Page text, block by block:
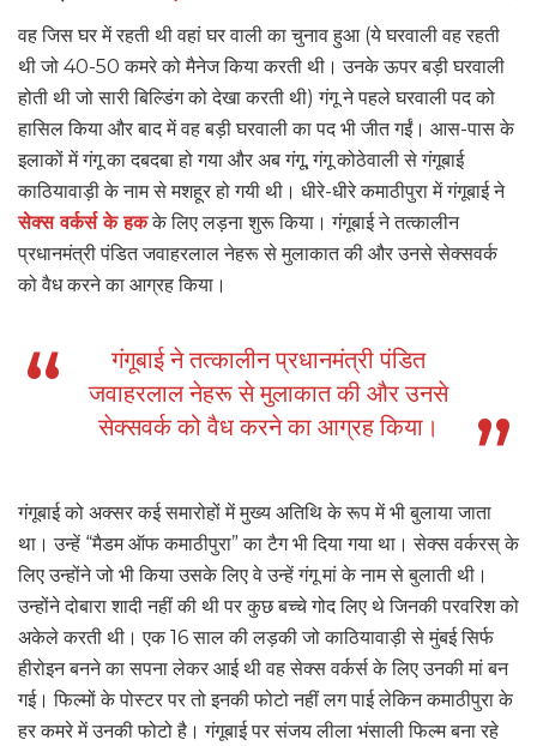
वह जिस घर में रहती थी वहां घर वाली का चुनाव हुआ (ये घरवाली वह रहती
थी जो 40-50 कमरे को मैनेज किया करती थी। उनके ऊपर बड़ी घरवाली
होती थी जो सारी बिल्डिंग को देखा करती थी) गंगू ने पहले घरवाली पद को
हासिल किया और बाद में वह बड़ी घरवाली का पद भी जीत गईं। आस-पास के
इलाकों में गंगू का दबदबा हो गया और अब गंगू, गंगू कोठेवाली से गंगूबाई
काठियावाड़ी के नाम से मशहूर हो गयी थी। धीरे-धीरे कमाठीपुरा में गंगूबाई ने
सेक्स वर्कर्स के हकके लिए लड़ना शुरू किया। गंगूबाई ने तत्कालीन
प्रधानमंत्री पंडित जवाहरलाल नेहरू से मुलाकात की और उनसे सेक्सवर्क
को वैध करने का आग्रह किया।
गंगूबाई ने तत्कालीन प्रधानमंत्री पंडित
जवाहरलाल नेहरू से मुलाकात की और उनसे
सेक्सवर्क को वैध करने का आग्रह किया।
गंगूबाई को अक्सर कई समारोहों में मुख्य अतिथि के रूप में भी बुलाया जाता
था। उन्हें “मैडम ऑफ कमाठीपुरा” का टैग भी दिया गया था। सेक्स वर्करस् के
लिए उन्होंने जो भी किया उसके लिए वे उन्हें गंगू मां के नाम से बुलाती थी।
उन्होंने दोबारा शादी नहीं की थी पर कुछ बच्चे गोद लिए थे जिनकी परवरिश को
अकेले करती थी। एक 16 साल की लड़की जो काठियावाड़ी से मुंबई सिर्फ
हीरोइन बनने का सपना लेकर आई थी वह सेक्स वर्कर्स के लिए उनकी मां बन
गई। फिल्मों के पोस्टर पर तो इनकी फोटो नहीं लग पाई लेकिन कमाठीपुरा के
हर कमरे में उनकी फोटो है। गंगूबाई पर संजय लीला भंसाली फिल्म बना रहे